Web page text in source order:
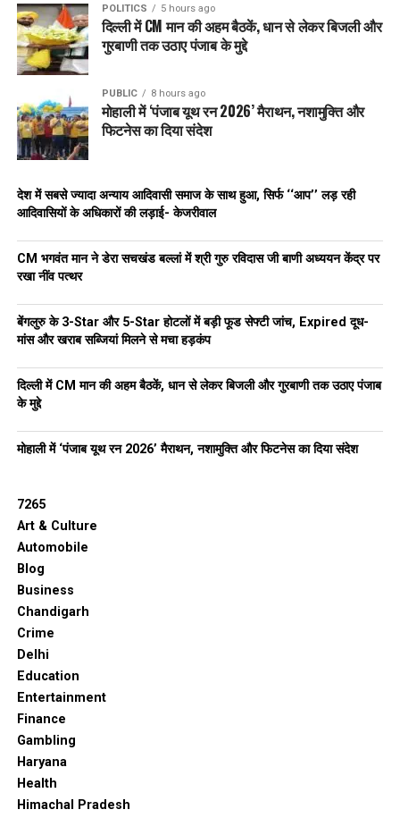
POLITICS 5 hours ago
दिल्ली में CM मान की अहम बैठकें, धान से लेकर बिजली और
गुरबाणी तक उठाए पंजाब के मुद्दे
PUBLIC 8 hours ago
मोहाली में ‘पंजाब यूथ रन 2026’ मैराथन, नशामुक्ति और
फिटनेस का दिया संदेश
देश में सबसे ज्यादा अन्याय आदिवासी समाज के साथ हुआ, सिर्फ ‘‘आप’’ लड़ रही
आदिवासियों के अधिकारों की लड़ाई- केजरीवाल
CM भगवंत मान ने डेरा सचखंड बल्लां में श्री गुरु रविदास जी बाणी अध्ययन केंद्र पर
रखा नींव पत्थर
बेंगलुरु के 3-Star और 5-Star होटलों में बड़ी फूड सेफ्टी जांच, Expired दूध-
मांस और खराब सब्जियां मिलने से मचा हड़कंप
दिल्ली में CM मान की अहम बैठकें, धान से लेकर बिजली और गुरबाणी तक उठाए पंजाब
के मुद्दे
मोहाली में ‘पंजाब यूथ रन 2026’ मैराथन, नशामुक्ति और फिटनेस का दिया संदेश
7265
Art & Culture
Automobile
Blog
Business
Chandigarh
Crime
Delhi
Education
Entertainment
Finance
Gambling
Haryana
Health
Himachal Pradesh